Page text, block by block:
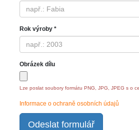
Rok výroby *
Obrázek dílu
Lze poslat soubory formátu PNG, JPG, JPEG s o
Informace o ochraně osobních údajů
Odeslat formulář